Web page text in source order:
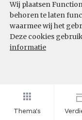
Thema's
Wij plaatsen
behoren te laten
waarmee wij het
Deze cookies
informatie
VESTIGINGEN